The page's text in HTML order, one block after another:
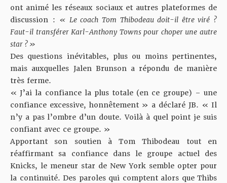
ont animé les réseaux sociaux et autres plateformes de
discussion : « Le coach Tom Thibodeau doit-il être viré ?
Faut-il transférer Karl-Anthony Towns pour choper une autre
star ? »
Des questions inévitables, plus ou moins pertinentes,
mais auxquelles Jalen Brunson a répondu de manière
très ferme.
« J’ai la confiance la plus totale (en ce groupe) – une
confiance excessive, honnêtement » a déclaré JB. « Il
n’y a pas l’ombre d’un doute. Voilà à quel point je suis
confiant avec ce groupe. »
Apportant son soutien à Tom Thibodeau tout en
réaffirmant sa confiance dans le groupe actuel des
Knicks, le meneur star de New York semble opter pour
la continuité. Des paroles qui comptent alors que Thibs